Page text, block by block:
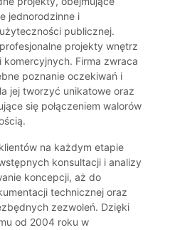
jednorodzinne i
publicznej.
projekty wnętrz
Firma zwraca
poznanie oczekiwań i
jej tworzyć unikatowe oraz
się połączeniem walorów
na każdym etapie
konsultacji i analizy
koncepcji, aż do
technicznej oraz
zezwoleń. Dzięki
od 2004 roku w